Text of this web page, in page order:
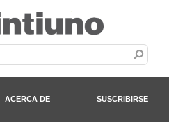
ACERCA DE SUSCRIBIRSE